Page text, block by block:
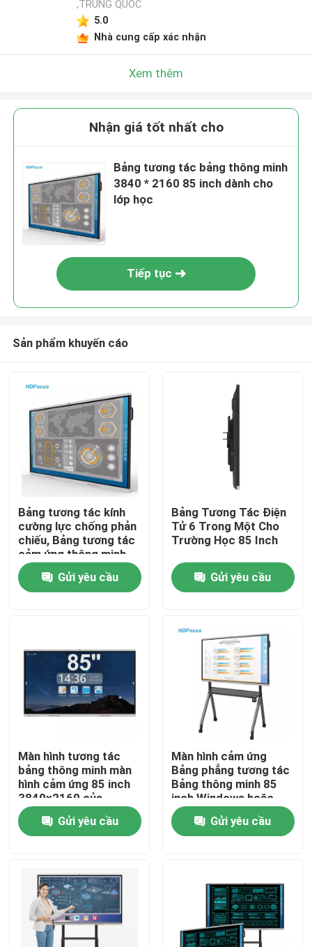
Nhà
Các sản phẩm
Tham quan nhà máy
Kiểm soát chất lượng
Liên hệ chúng tôi
Yêu cầu báo giá
Bảng thông minh 55 inch
Bảng thông minh 65 inch
,TRUNG QUỐC
5.0
Nhà cung cấp xác nhận
Xem thêm
Nhận giá tốt nhất cho
Bảng tương tác bảng thông minh
3840 * 2160 85 inch dành cho
lớp học
Tiếp tục
Sản phẩm khuyến cáo
Bảng tương tác kính
cường lực chống phản
chiếu, Bảng tương tác
cảm ứng thông minh
Gửi yêu cầu
Bảng Tương Tác Điện
Tử 6 Trong Một Cho
Trường Học 85 Inch
Gửi yêu cầu
Màn hình tương tác
bảng thông minh màn
hình cảm ứng 85 inch
3840x2160 của
trường
Gửi yêu cầu
Màn hình cảm ứng
Bảng phẳng tương tác
Bảng thông minh 85
inch Windows hoặc
Android Có sẵn
Gửi yêu cầu